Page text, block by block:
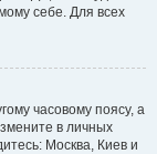
себе. Для всех
часовому поясу, а
в личных
Москва, Киев и